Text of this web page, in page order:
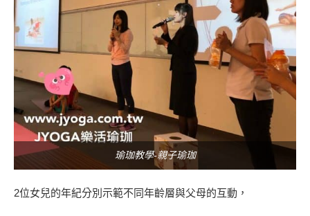
瑜珈教學-親子瑜珈
2位女兒的年紀分別示範不同年齡層與父母的互動，